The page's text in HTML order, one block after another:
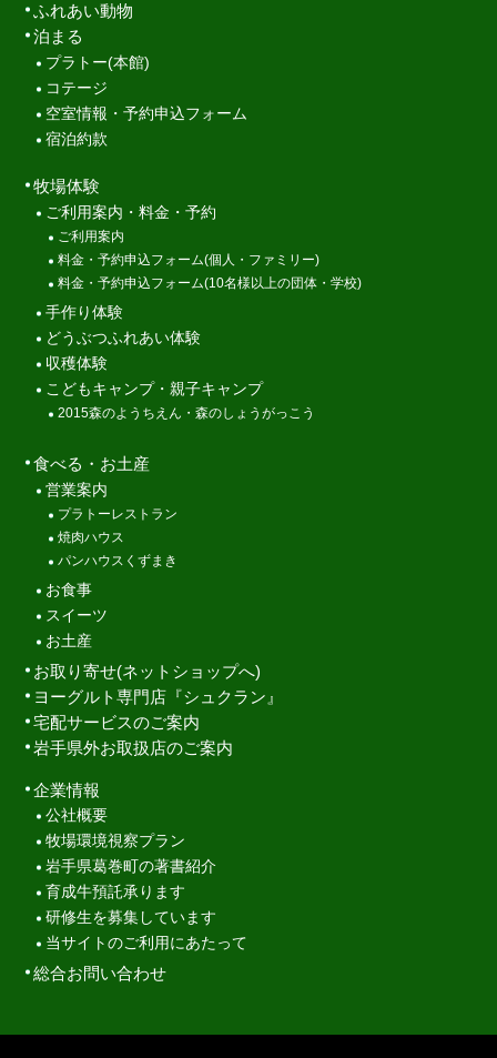
ふれあい動物
泊まる
プラトー(本館)
コテージ
空室情報・予約申込フォーム
宿泊約款
牧場体験
ご利用案内・料金・予約
ご利用案内
料金・予約申込フォーム(個人・ファミリー)
料金・予約申込フォーム(10名様以上の団体・学校)
手作り体験
どうぶつふれあい体験
収穫体験
こどもキャンプ・親子キャンプ
2015森のようちえん・森のしょうがっこう
食べる・お土産
営業案内
プラトーレストラン
焼肉ハウス
パンハウスくずまき
お食事
スイーツ
お土産
お取り寄せ(ネットショップへ)
ヨーグルト専門店『シュクラン』
宅配サービスのご案内
岩手県外お取扱店のご案内
企業情報
公社概要
牧場環境視察プラン
岩手県葛巻町の著書紹介
育成牛預託承ります
研修生を募集しています
当サイトのご利用にあたって
総合お問い合わせ